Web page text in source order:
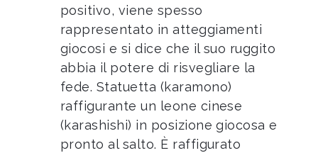
positivo, viene spesso
rappresentato in atteggiamenti
giocosi e si dice che il suo ruggito
abbia il potere di risvegliare la
fede. Statuetta (karamono)
raffigurante un leone cinese
(karashishi) in posizione giocosa e
pronto al salto. È raffigurato